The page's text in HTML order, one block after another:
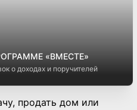
«ВМЕСТЕ»
о доходах и поручителей
продать дом или